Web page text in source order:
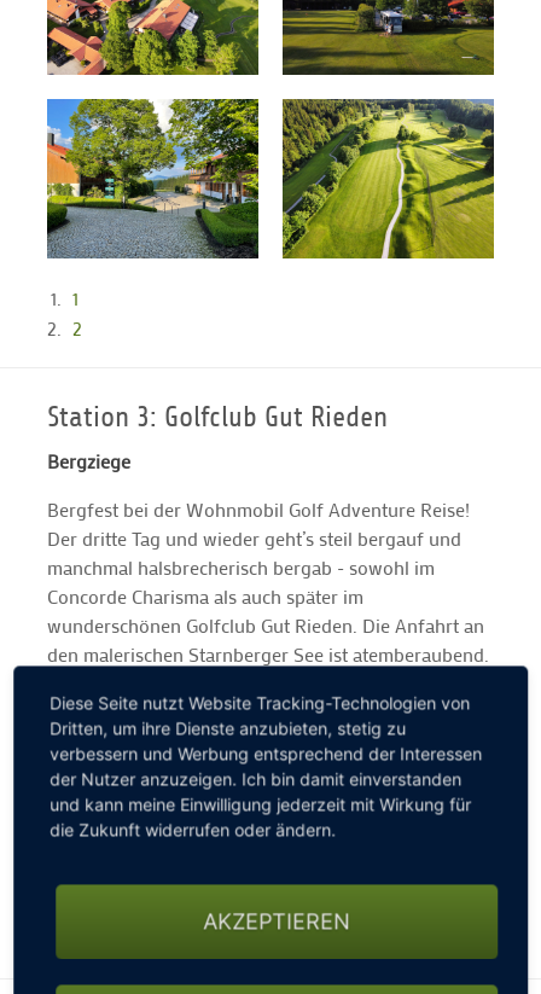
1
2
Station 3: Golfclub Gut Rieden
Bergziege
Bergfest bei der Wohnmobil Golf Adventure Reise!
Der dritte Tag und wieder geht’s steil bergauf und
manchmal halsbrecherisch bergab - sowohl im
Concorde Charisma als auch später im
wunderschönen Golfclub Gut Rieden. Die Anfahrt an
den malerischen Starnberger See ist atemberaubend.
mit einem grandiosen Alpenpanorama verwöhnt. Ein
kleiner Tipp nach drei Tagen Wohnmobil Golf
Adventure gefällig? Bitte immer vor der Anreise bei
den jeweiligen Golfclubs anrufen und nach
gesperrten Straßen, nicht passierbaren Wegen oder
könnte es mit der gebuchten Startzeit schon mal
Diese Seite nutzt Website Tracking-Technologien von
Dritten, um ihre Dienste anzubieten, stetig zu
verbessern und Werbung entsprechend der Interessen
der Nutzer anzuzeigen. Ich bin damit einverstanden
und kann meine Einwilligung jederzeit mit Wirkung für
die Zukunft widerrufen oder ändern.
AKZEPTIEREN